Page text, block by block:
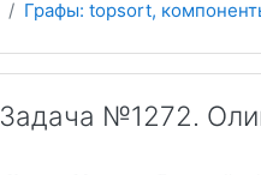
Графы: topsort,
Задача №1272.